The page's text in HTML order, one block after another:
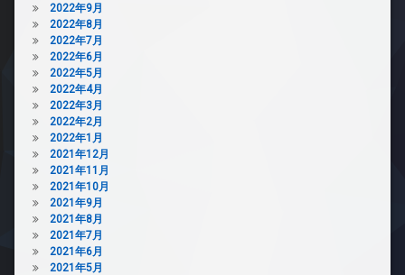
2022年9月
2022年8月
2022年7月
2022年6月
2022年5月
2022年4月
2022年3月
2022年2月
2022年1月
2021年12月
2021年11月
2021年10月
2021年9月
2021年8月
2021年7月
2021年6月
2021年5月